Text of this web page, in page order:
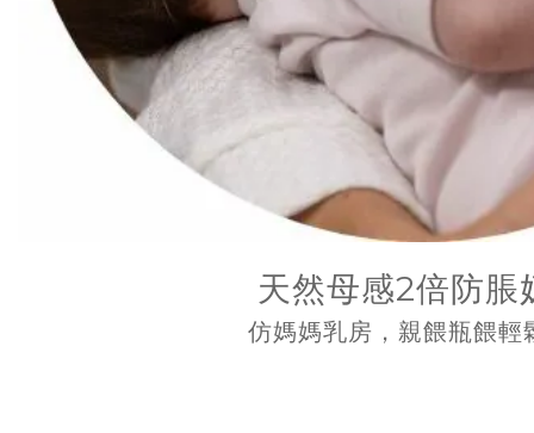
天然母感2倍防脹
仿媽媽乳房，親餵瓶餵輕